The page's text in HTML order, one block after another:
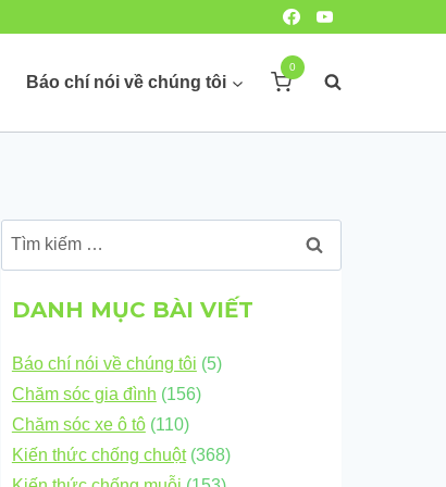
Báo chí nói về chúng tôi
0
Tìm
kiếm
cho:
DANH MỤC BÀI VIẾT
Báo chí nói về chúng tôi (5)
Chăm sóc gia đình (156)
Chăm sóc xe ô tô(110)
Kiến thức chống chuột(368)